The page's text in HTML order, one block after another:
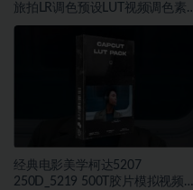
旅拍LR调色预设LUT视频调色素
材
经典电影美学柯达5207
250D_5219 500T胶片模拟视频色